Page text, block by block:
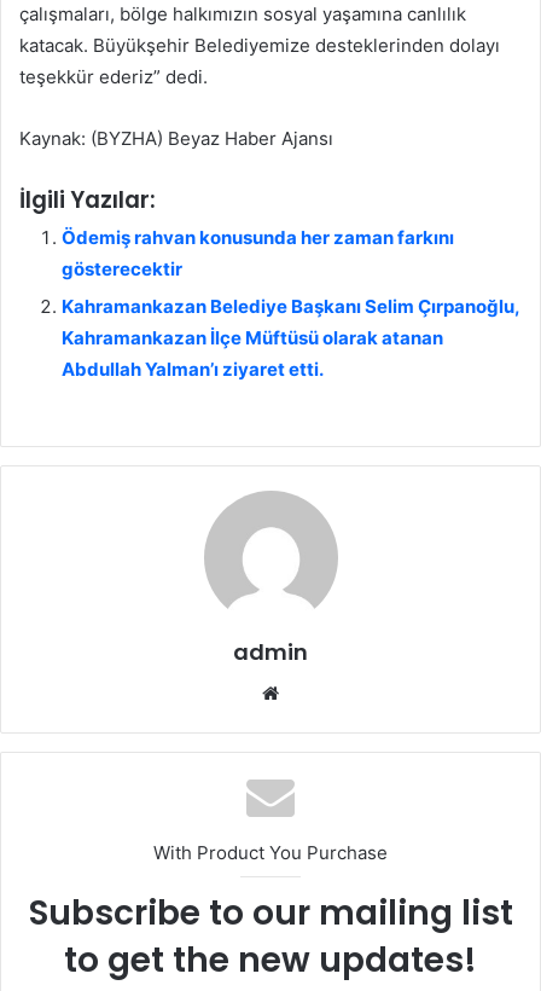
çalışmaları, bölge halkımızın sosyal yaşamına canlılık
katacak. Büyükşehir Belediyemize desteklerinden dolayı
teşekkür ederiz” dedi.
Kaynak: (BYZHA) Beyaz Haber Ajansı
İlgili Yazılar:
Ödemiş rahvan konusunda her zaman farkını
gösterecektir
Kahramankazan Belediye Başkanı Selim Çırpanoğlu,
Kahramankazan İlçe Müftüsü olarak atanan
Abdullah Yalman’ı ziyaret etti.
admin
sit
esi
With Product You Purchase
Subscribe to our mailing list
to get the new updates!